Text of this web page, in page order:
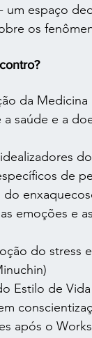
um espaço
os
da Medicina
saúde e a
de
emoções e
do stress
Estilo de Vida
após o